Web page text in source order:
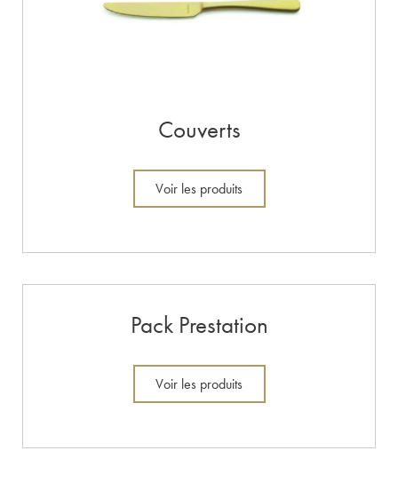
Couverts
Voir les produits
Pack Prestation
Voir les produits